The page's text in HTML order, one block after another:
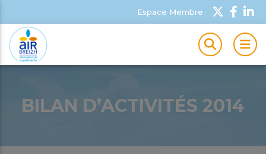
Espace Membre
BILAN D’ACTIVITÉS 2014